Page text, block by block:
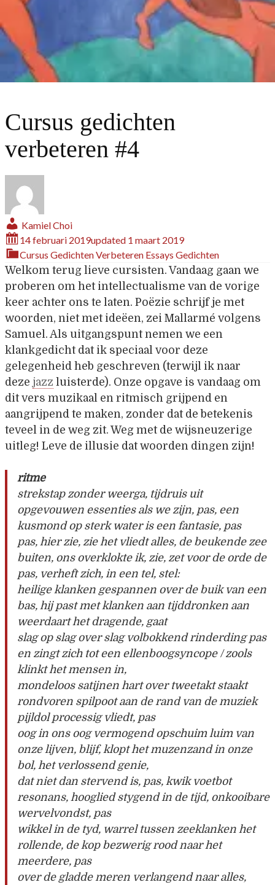
Cursus gedichten
verbeteren #4
Kamiel Choi
14 februari 2019updated 1 maart 2019
Cursus Gedichten Verbeteren Essays Gedichten
Welkom terug lieve cursisten. Vandaag gaan we
proberen om het intellectualisme van de vorige
keer achter ons te laten. Poëzie schrijf je met
woorden, niet met ideëen, zei Mallarmé volgens
Samuel. Als uitgangspunt nemen we een
klankgedicht dat ik speciaal voor deze
gelegenheid heb geschreven (terwijl ik naar
deze jazz luisterde). Onze opgave is vandaag om
dit vers muzikaal en ritmisch grijpend en
aangrijpend te maken, zonder dat de betekenis
teveel in de weg zit. Weg met de wijsneuzerige
uitleg! Leve de illusie dat woorden dingen zijn!
ritme
strekstap zonder weerga, tijdruis uit
opgevouwen essenties als we zijn, pas, een
kusmond op sterk water is een fantasie, pas
pas, hier zie, zie het vliedt alles, de beukende zee
buiten, ons overklokte ik, zie, zet voor de orde de
pas, verheft zich, in een tel, stel:
heilige klanken gespannen over de buik van een
bas, hij past met klanken aan tijddronken aan
weerdaart het dragende, gaat
slag op slag over slag volbokkend rinderding pas
en zingt zich tot een ellenboogsyncope / zools
klinkt het mensen in,
mondeloos satijnen hart over tweetakt staakt
rondvoren spilpoot aan de rand van de muziek
pijldol processig vliedt, pas
oog in ons oog vermogend opschuim luim van
onze lijven, blijf, klopt het muzenzand in onze
bol, het verlossend genie,
dat niet dan stervend is, pas, kwik voetbot
resonans, hooglied stygend in de tijd, onkooibare
wervelvondst, pas
wikkel in de tyd, warrel tussen zeeklanken het
rollende, de kop bezwerig rood naar het
meerdere, pas
over de gladde meren verlangend naar alles,